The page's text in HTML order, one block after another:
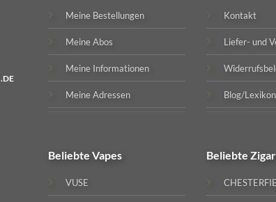
Meine Bestellungen
Meine Abos
Meine Informationen
Meine Adressen
Kontakt
Liefer- und
Blog/Lexikon
BeliebteVapes
VUSE
Beliebte